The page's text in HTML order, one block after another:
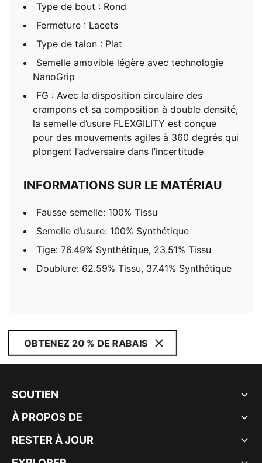
Type de bout : Rond
Fermeture : Lacets
Type de talon : Plat
Semelle amovible légère avec technologie
NanoGrip
FG : Avec la disposition circulaire des
crampons et sa composition à double densité,
la semelle d’usure FLEXGILITY est conçue
pour des mouvements agiles à 360 degrés qui
plongent l’adversaire dans l’incertitude
INFORMATIONS SUR LE MATÉRIAU
Fausse semelle: 100% Tissu
Semelle d’usure: 100% Synthétique
Tige: 76.49% Synthétique, 23.51% Tissu
Doublure: 62.59% Tissu, 37.41% Synthétique
OBTENEZ 20 % DE RABAIS
SOUTIEN
À PROPOS DE
RESTER À JOUR